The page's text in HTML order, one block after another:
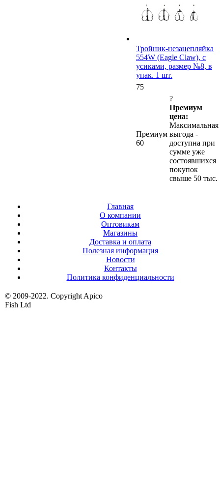
Тройник-незацепляйка
554W (Eagle Claw), с
усиками, размер №8, в
упак. 1 шт.
75
Премиум
60
?
Премиум
цена:
Максимальная
выгода -
доступна при
сумме уже
состоявшихся
покупок
свыше 50 тыс.
Главная
О компании
Оптовикам
Магазины
Доставка и оплата
Полезная информация
Новости
Контакты
Политика конфиденциальности
© 2009-2022. Copyright Apico
Fish Ltd